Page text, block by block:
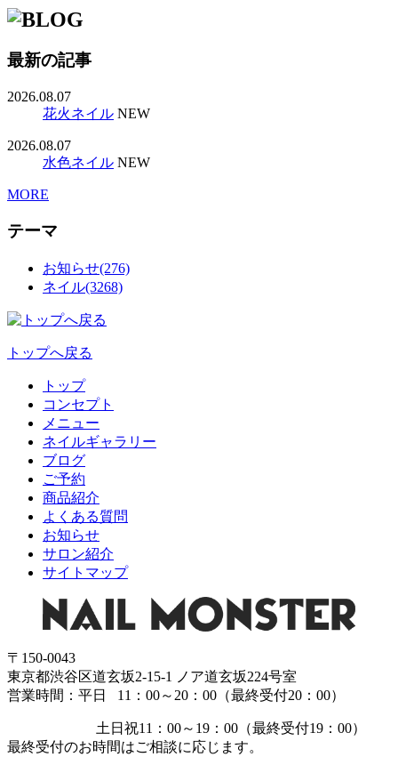
最新の記事
2026.08.07
花火ネイル NEW
2026.08.07
水色ネイル NEW
MORE
テーマ
お知らせ(276)
ネイル(3268)
トップへ戻る
トップ
コンセプト
メニュー
ネイルギャラリー
ブログ
ご予約
商品紹介
よくある質問
お知らせ
サロン紹介
サイトマップ
〒150-0043
東京都渋谷区道玄坂2-15-1 ノア道玄坂224号室
営業時間：平日 11：00～20：00（最終受付20：00）
土日祝11：00～19：00（最終受付19：00）
最終受付のお時間はご相談に応じます。